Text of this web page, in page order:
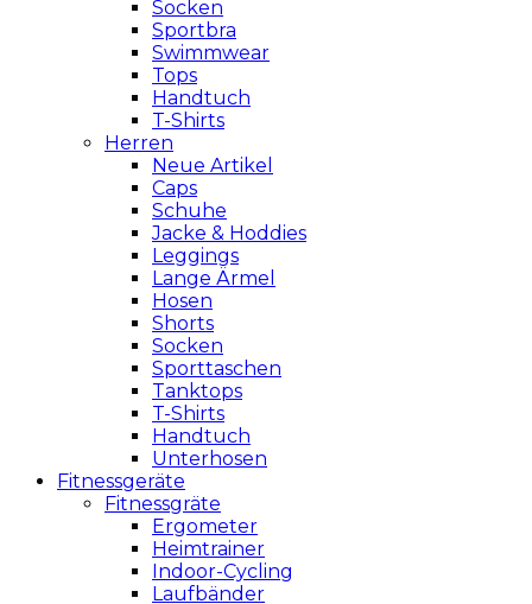
Socken
Sportbra
Swimmwear
Tops
Handtuch
T-Shirts
Herren
Neue Artikel
Caps
Schuhe
Jacke & Hoddies
Leggings
Lange Ärmel
Hosen
Shorts
Socken
Sporttaschen
Tanktops
T-Shirts
Handtuch
Unterhosen
Fitnessgeräte
Fitnessgräte
Ergometer
Heimtrainer
Indoor-Cycling
Laufbänder